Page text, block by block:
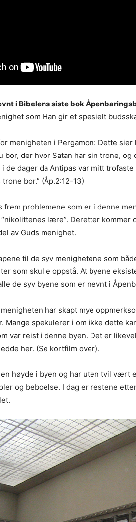
i Bibelens siste bok
som Han gir et spesielt
menigheten i Pergamon: Dette
bor, der hvor Satan har sin trone, og
de dager da Antipas var mitt
bor.” (Åp.2:12-13)
problemene som er i denne
lære”. Deretter kommer
av Guds menighet.
til de syv menighetene som
som skulle oppstå. At byene
de syv byene som er nevnt i
har skapt mye
Mange spekulerer i om ikke dette
var reist i denne byen. Det er
her. (Se kortfilm over).
høyde i byen og har uten tvil vært
og beboelse. I dag er restene